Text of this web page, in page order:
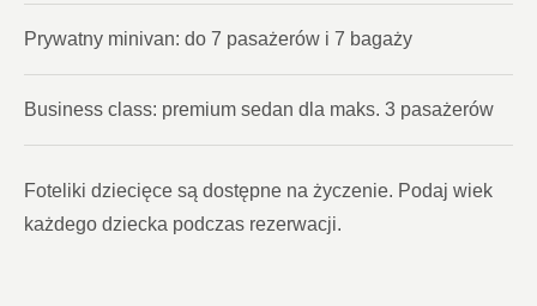
Prywatny minivan: do 7 pasażerów i 7 bagaży
Business class: premium sedan dla maks. 3 pasażerów
Foteliki dziecięce są dostępne na życzenie. Podaj wiek
każdego dziecka podczas rezerwacji.